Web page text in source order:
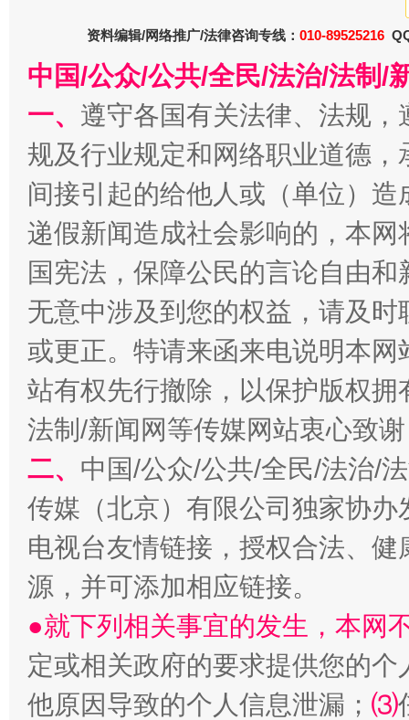
千年窑火 生生不息 一
揭开“小金库”的免责幌子
资料编辑/网络推广/法律咨询专线： 010-89525216
中国/公众/公共/全民/法治/法制/
一、 遵守各国有关法律、法规
规及行业规定和网络职业道德
间接引起的给他人或（单位）
递假新闻造成社会影响的，本
国宪法，保障公民的言论自由
无意中涉及到您的权益，请及
或更正。特请来函来电说明本
站有权先行撤除，以保护版权
法制/新闻网等传媒网站衷心致
二、 中国/公众/公共/全民/法治/
传媒（北京）有限公司独家协
电视台友情链接，授权合法、
源，并可添加相应链接。
●就下列相关事宜的发生，本网
定或相关政府的要求提供您的个
他原因导致的个人信息泄漏； ⑶